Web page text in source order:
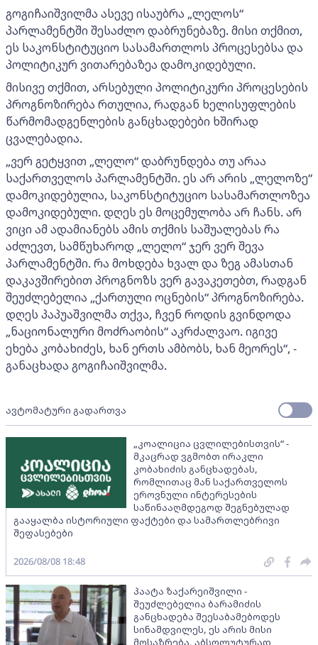
გოგიჩაიშვილმა ასევე ისაუბრა „ლელოს“
პარლამენტში შესაძლო დაბრუნებაზე. მისი თქმით,
ეს საკონსტიტუციო სასამართლოს პროცესებსა და
პოლიტიკურ ვითარებაზეა დამოკიდებული.
მისივე თქმით, არსებული პოლიტიკური პროცესების
პროგნოზირება რთულია, რადგან ხელისუფლების
წარმომადგენლების განცხადებები ხშირად
ცვალებადია.
„ვერ გეტყვით „ლელო“ დაბრუნდება თუ არაა
საქართველოს პარლამენტში. ეს არ არის „ლელოზე“
დამოკიდებულია, საკონსტიტუციო სასამართლოზეა
დამოკიდებული. დღეს ეს მოცემულობა არ ჩანს. არ
ვიცი ამ ადამიანებს ამის თქმის საშუალებას რა
აძლევთ, სამწუხაროდ „ლელო“ ჯერ ვერ შევა
პარლამენტში. რა მოხდება ხვალ და ზეგ ამასთან
დაკავშირებით პროგნოზს ვერ გავაკეთებთ, რადგან
შეუძლებელია „ქართული ოცნების“ პროგნოზირება.
დღეს პაპუაშვილმა თქვა, ჩვენ როდის გვინდოდა
„ნაციონალური მოძრაობის“ აკრძალვაო. იგივე
ეხება კობახიძეს, ხან ერთს ამბობს, ხან მეორეს“, -
განაცხადა გოგიჩაიშვილმა.
ავტომატური გადართვა
„კოალიცია ცვლილებისთვის“ -
მკაცრად ვგმობთ ირაკლი
კობახიძის განცხადებას,
რომლითაც მან საქართველოს
ეროვნული ინტერესების
საწინააღმდეგოდ შეგნებულად
გააყალბა ისტორიული ფაქტები და სამართლებრივი
შეფასებები
2026/08/08 18:48
პაატა ზაქარეიშვილი -
შეუძლებელია ბარამიძის
განცხადება შეესაბამებოდეს
სინამდვილეს, ეს არის მისი
მოსაზრება, აბსოლუტურად